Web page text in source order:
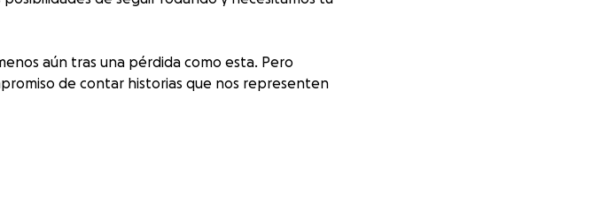
aún tras una pérdida como esta. Pero
de contar historias que nos representen